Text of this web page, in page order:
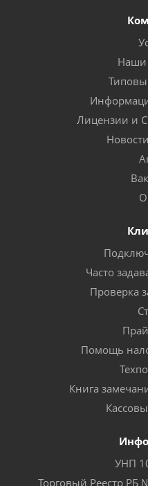
Наши
Лицензии и
Часто
Проверка
Помощь
Книга
УНП
Торговый Реестр РБ